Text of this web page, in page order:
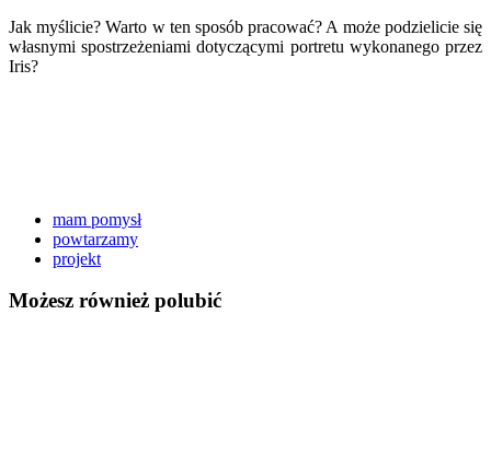
Jak myślicie? Warto w ten sposób pracować? A może podzielicie się
własnymi spostrzeżeniami dotyczącymi portretu wykonanego przez
Iris?
mam pomysł
powtarzamy
projekt
Możesz również polubić